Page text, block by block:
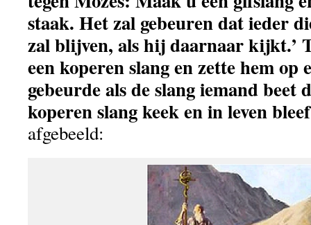
staak. Het zal gebeuren dat ieder
zal blijven, als hij daarnaar kijkt.’
een koperen slang en zette hem op
gebeurde als de slang iemand beet
koperen slang keek en in leven
afgebeeld: